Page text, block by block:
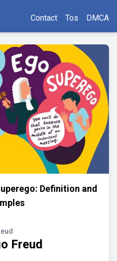
Contact Tos DMCA
Definition and
Freud